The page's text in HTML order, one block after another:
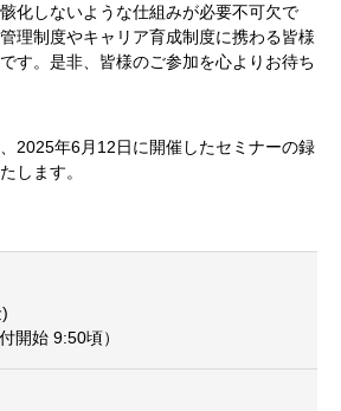
化しないような仕組みが必要不可欠で
理制度やキャリア育成制度に携わる皆様
す。是非、皆様のご参加を心よりお待ち
2025年6月12日に開催したセミナーの録
します。
開始 9:50頃）